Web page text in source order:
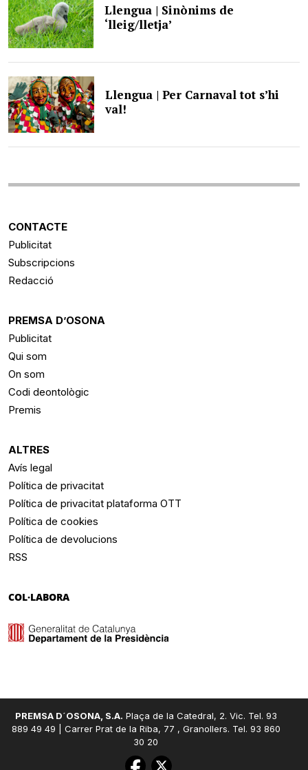
Llengua | Sinònims de
‘lleig/lletja’
Llengua | Per Carnaval tot s’hi
val!
CONTACTE
Publicitat
Subscripcions
Redacció
PREMSA D’OSONA
Publicitat
Qui som
On som
Codi deontològic
Premis
ALTRES
Avís legal
Política de privacitat
Política de privacitat plataforma OTT
Política de cookies
Política de devolucions
RSS
COL·LABORA
PREMSA D´OSONA, S.A. Plaça de la Catedral, 2. Vic. Tel. 93
889 49 49 | Carrer Prat de la Riba, 77 , Granollers. Tel. 93 860
30 20